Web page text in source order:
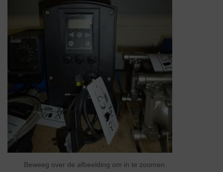
Beweeg over de afbeelding om in te zoomen